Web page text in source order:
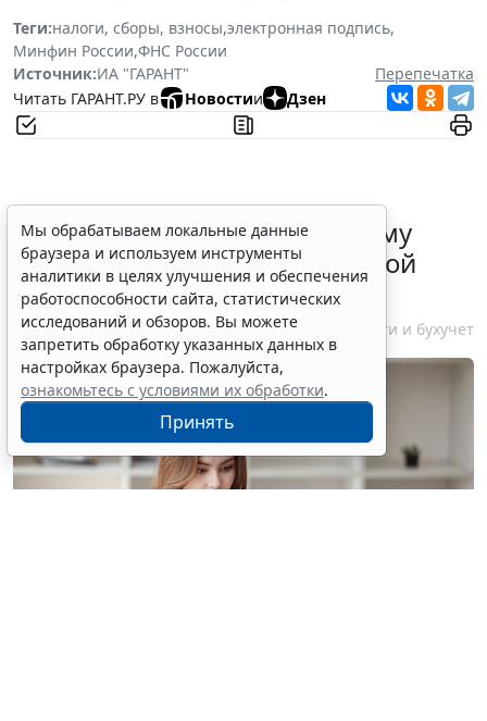
Теги:налоги, сборы, взносы,электронная подпись,
Минфин России,ФНС России
Источник:ИА "ГАРАНТ"
Перепечатка
Читать ГАРАНТ.РУ в
Новостии Дзен
ФНС России рассказала малому
бизнесу о порядке упрощенной
ликвидации компании
7 августа 2026 18:16 Налоги и бухучет
Мы обрабатываем локальные данные
браузера и используем инструменты
аналитики в целях улучшения и обеспечения
работоспособности сайта, статистических
исследований и обзоров. Вы можете
запретить обработку указанных данных в
настройках браузера. Пожалуйста,
ознакомьтесь с условиями их обработки.
Принять